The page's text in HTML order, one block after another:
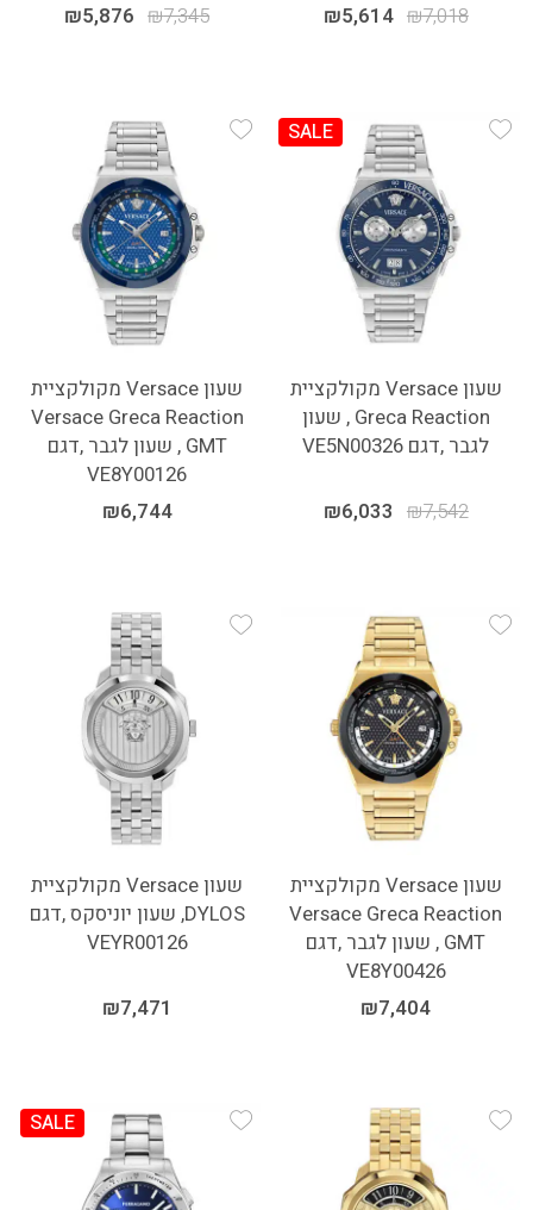
₪7,018
₪5,614
₪7,345
₪5,876
Add Wishlist
SALE
שעון Versace מקולקציית
Greca Reaction , שעון
לגבר ,דגם VE5N00326
₪7,542
₪6,033
Add Wishlist
שעון Versace מקולקציית
Versace Greca Reaction
GMT , שעון לגבר ,דגם
VE8Y00126
₪6,744
Add Wishlist
שעון Versace מקולקציית
Versace Greca Reaction
GMT , שעון לגבר ,דגם
VE8Y00426
₪7,404
Add Wishlist
שעון Versace מקולקציית
DYLOS, שעון יוניסקס ,דגם
VEYR00126
₪7,471
Add Wishlist
Add Wishlist
SALE